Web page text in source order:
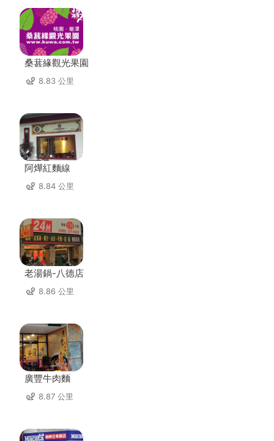
桑葚緣觀光果園
8.83 公里
阿燁紅麵線
8.84 公里
老湯鍋-八德店
8.86 公里
廣豐牛肉麵
8.87 公里